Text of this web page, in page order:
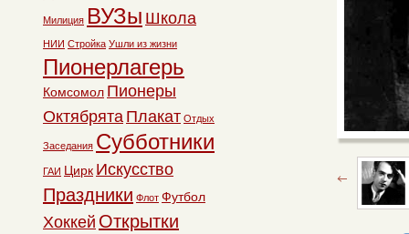
Милиция ВУЗы Школа
НИИ Стройка Ушли из жизни
Пионерлагерь
Комсомол Пионеры
Октябрята Плакат Отдых
Заседания Субботники
ГАИ Цирк Искусство
Праздники Флот Футбол
Хоккей Открытки